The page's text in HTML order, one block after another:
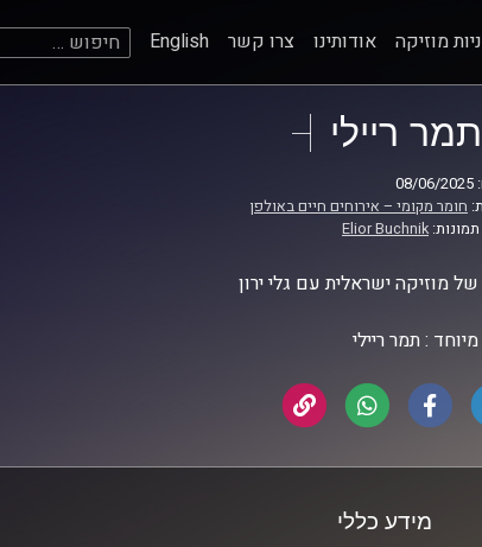
מוזיקה אודותינו צרו קשר English חיפוש:
תמר ריילי
חומר מקומי – אירוחים חיים באולפן
Elior Buchnik
מוזיקה ישראלית עם גלי ירון
: תמר ריילי
מידע כללי